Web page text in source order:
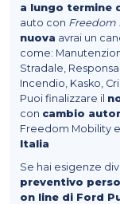
a lungo termine
auto con Freedom
nuova avrai un
come:
Stradale,
Incendio, Kasko,
Puoi finalizzare il
con cambio
Freedom Mobility
Italia
Se hai esigenze
preventivo
on line di Ford